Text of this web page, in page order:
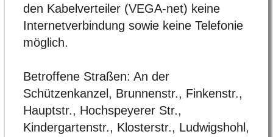
den Kabelverteiler (VEGA-net) keine
Internetverbindung sowie keine Telefonie
möglich.
Betroffene Straßen: An der
Schützenkanzel, Brunnenstr., Finkenstr.,
Hauptstr., Hochspeyerer Str.,
Kindergartenstr., Klosterstr., Ludwigshohl,